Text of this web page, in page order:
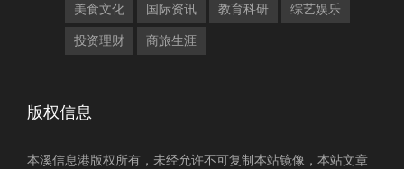
美食文化 国际资讯 教育科研 综艺娱乐
投资理财 商旅生涯
版权信息
本溪信息港版权所有，未经允许不可复制本站镜像，本站文章